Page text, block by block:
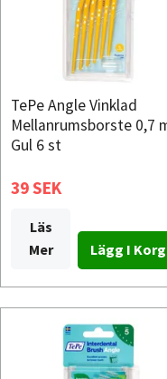
TePe Angle Vinklad
Mellanrumsborste 0,7
Gul 6 st
39 SEK
Läs
Mer